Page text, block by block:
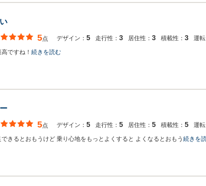
5点 デザイン： 5 走行性： 3 居住性： 3 積載性： 3 運転
ですね！ 続きを読む
5点 デザイン： 5 走行性： 5 居住性： 5 積載性： 5 運転
きるとおもうけど 乗り心地をもっとよくすると よくなるとおもう 続きを